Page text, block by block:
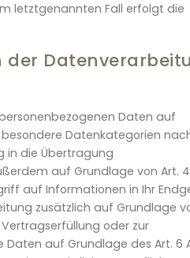
letztgenannten Fall erfolgt die
der
Daten auf
besondere Datenkategorien
in die Übertragung
auf Grundlage von Art.
auf Informationen in Ihr
zusätzlich auf Grundlage
Vertragserfüllung oder zur
auf Grundlage des Art. 6